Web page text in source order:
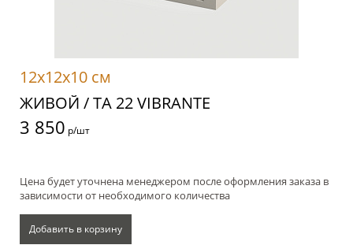
12x12x10 см
ЖИВОЙ / TA 22 VIBRANTE
3 850 р/шт
Цена будет уточнена менеджером после оформления заказа в
зависимости от необходимого количества
Добавить в корзину